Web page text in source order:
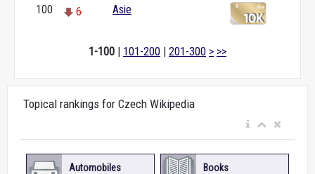
100 6 Asie
1-100 | 101-200 | 201-300 > >>
Topical rankings for Czech Wikipedia
Automobiles Books